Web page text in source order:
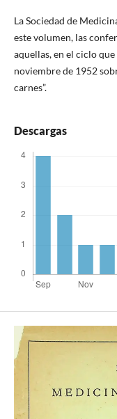
La Sociedad de
este volumen, las
aquellas, en el ciclo
noviembre de 1952
carnes”.
Descargas